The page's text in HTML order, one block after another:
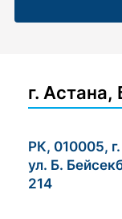
г. Астана,
РК, 010005,
ул. Б.
214